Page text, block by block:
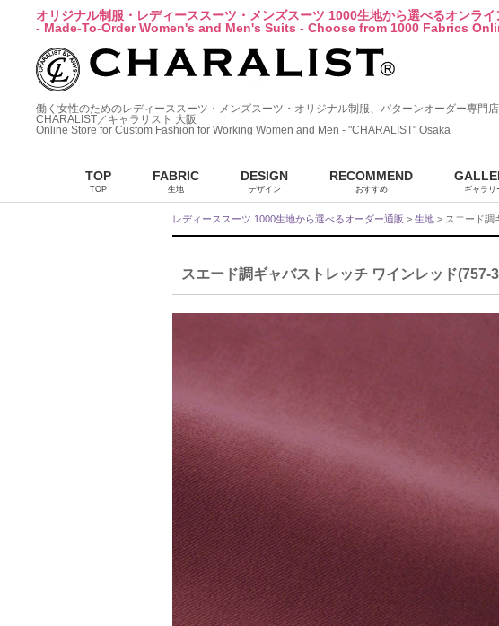
オリジナル制服・レディーススーツ・メンズスーツ 1000生地から選べるオンライ
- Made-To-Order Women's and Men's Suits - Choose from 1000 Fabrics
働く女性のためのレディーススーツ・メンズスーツ・オリジナル制服、パターンオーダー専門店
CHARALIST／キャラリスト 大阪
Online Store for Custom Fashion for Working Women and Men - "CHARALIST" Osaka
TOP
TOP
FABRIC
生地
DESIGN
デザイン
RECOMMEND
おすすめ ギャラリ
レディーススーツ 1000生地から選べるオーダー通販 > 生地 > スエード調
スエード調ギャバストレッチ ワインレッド